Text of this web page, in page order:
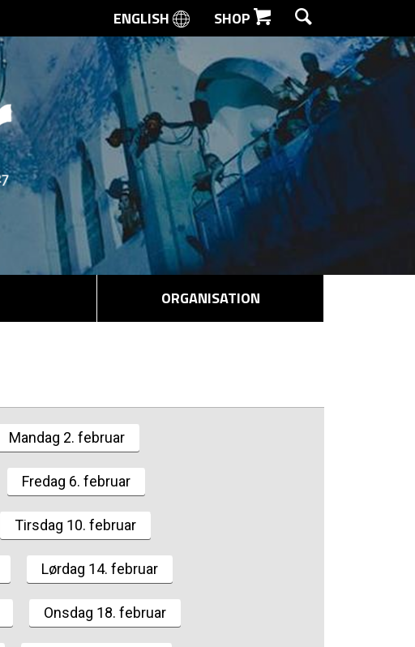
SØG
ENGLISH SHOP
ORGANISATION
Mandag 2. februar
Fredag 6. februar
Tirsdag 10. februar
Lørdag 14. februar
Onsdag 18. februar